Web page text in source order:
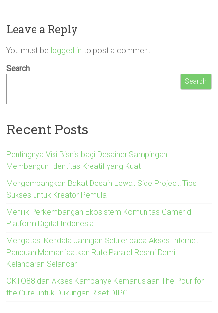
Leave a Reply
You must be logged in to post a comment.
Search
Search
Recent Posts
Pentingnya Visi Bisnis bagi Desainer Sampingan:
Membangun Identitas Kreatif yang Kuat
Mengembangkan Bakat Desain Lewat Side Project: Tips
Sukses untuk Kreator Pemula
Menilik Perkembangan Ekosistem Komunitas Gamer di
Platform Digital Indonesia
Mengatasi Kendala Jaringan Seluler pada Akses Internet:
Panduan Memanfaatkan Rute Paralel Resmi Demi
Kelancaran Selancar
OKTO88 dan Akses Kampanye Kemanusiaan The Pour for
the Cure untuk Dukungan Riset DIPG